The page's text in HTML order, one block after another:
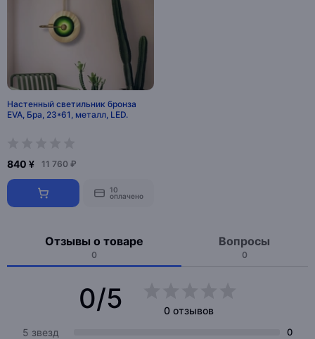
Настенный светильник бронза
EVA, Бра, 23*61, металл, LED.
840 ¥ 11 760 ₽
10
оплачено
Отзывы о товаре
0
Вопросы
0
0/5
0 отзывов
5 звезд
0